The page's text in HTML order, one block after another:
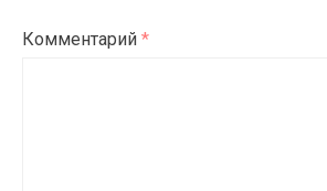
Комментарий *